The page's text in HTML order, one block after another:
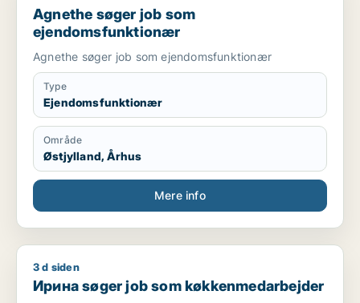
Agnethe søger job som
ejendomsfunktionær
Agnethe søger job som ejendomsfunktionær
Type
Ejendomsfunktionær
Område
Østjylland, Århus
Mere info
Ирина søger job som køkkenmedarbejder
3 d siden
Ирина søger job som køkkenmedarbejder